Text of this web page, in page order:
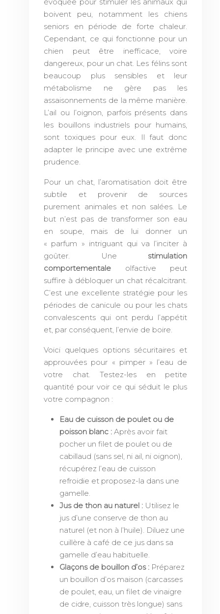
boivent peu, notamment les chiens
seniors en période de forte chaleur.
Cependant, ce qui fonctionne pour un
chien peut être inefficace, voire
dangereux, pour un chat. Les félins sont
beaucoup plus sensibles et leur
métabolisme ne gère pas les
assaisonnements de la même manière.
L’ail ou l’oignon, parfois présents dans
les bouillons industriels pour humains,
sont toxiques pour eux. Il faut donc
adapter le principe avec une extrême
prudence.
Pour un chat, l’aromatisation doit être
subtile et provenir de sources
purement animales et non salées. Le
but n’est pas de transformer son eau
en soupe, mais de lui donner un
« parfum » intriguant qui va l’inciter à
goûter. Une stimulation
comportementale olfactive peut
suffire à débloquer un chat récalcitrant.
C’est une excellente stratégie pour les
périodes de canicule ou pour les chats
convalescents qui ont perdu l’appétit
et, par conséquent, l’envie de boire.
Voici quelques options sécuritaires et
approuvées pour « pimper » l’eau de
votre chat. Testez-les en petite
quantité pour voir ce qui séduit le plus
votre compagnon :
Eau de cuisson de poulet ou de
poisson blanc : Après avoir fait
pocher un filet de poulet ou de
cabillaud (sans sel, ni ail, ni oignon),
récupérez l’eau de cuisson
refroidie et proposez-la dans une
gamelle.
Jus de thon au naturel : Utilisez le
jus d’une conserve de thon au
naturel (et non à l’huile). Diluez une
cuillère à café de ce jus dans sa
gamelle d’eau habituelle.
Glaçons de bouillon d’os : Préparez
un bouillon d’os maison (carcasses
de poulet, eau, un filet de vinaigre
de cidre, cuisson très longue) sans